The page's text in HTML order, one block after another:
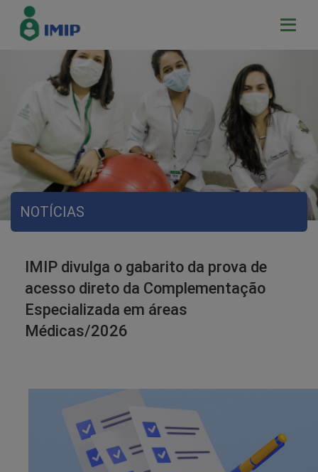
NOTÍCIAS
IMIP divulga o gabarito da prova de
acesso direto da Complementação
Especializada em áreas
Médicas/2026